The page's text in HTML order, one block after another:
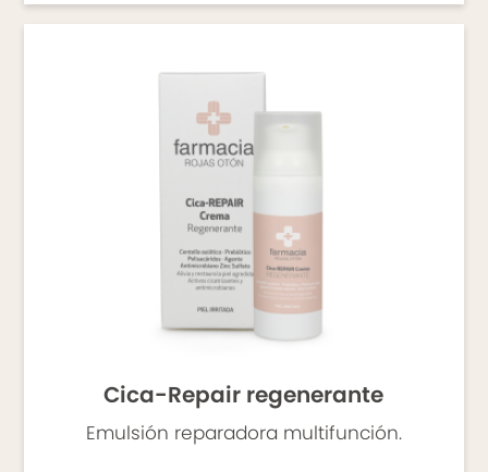
Cica-Repair regenerante
Emulsión reparadora multifunción.